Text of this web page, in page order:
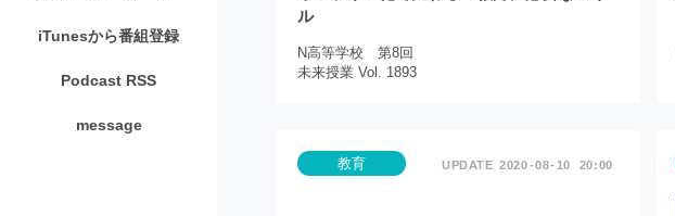
iTunesから番組登録
Podcast RSS
message
ル
N高等学校 第8回
未来授業 Vol. 1893
教育 2020 08 10 20:00